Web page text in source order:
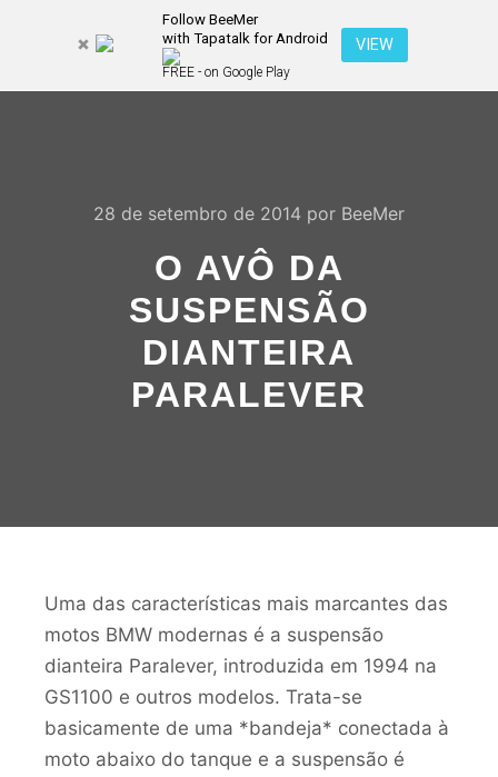
Follow BeeMer
with Tapatalk for Android
FREE - on Google Play
VIEW
28 de setembro de 2014 por BeeMer
O AVÔ DA
SUSPENSÃO
DIANTEIRA
PARALEVER
Uma das características mais marcantes das
motos BMW modernas é a suspensão
dianteira Paralever, introduzida em 1994 na
GS1100 e outros modelos. Trata-se
basicamente de uma *bandeja* conectada à
moto abaixo do tanque e a suspensão é